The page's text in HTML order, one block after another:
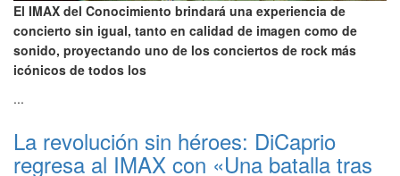
El IMAX del Conocimiento brindará una experiencia de
concierto sin igual, tanto en calidad de imagen como de
sonido, proyectando uno de los conciertos de rock más
icónicos de todos los
...
La revolución sin héroes: DiCaprio
regresa al IMAX con «Una batalla tras